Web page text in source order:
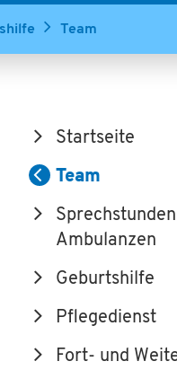
Team
Startseite
Team
Ambulanzen
Geburtshilfe
Pflegedienst
Fort- und